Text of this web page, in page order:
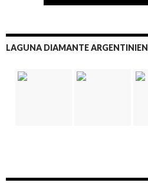
LAGUNA DIAMANTE ARGENTINIEN